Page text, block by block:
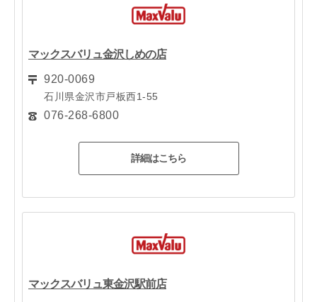
マックスバリュ金沢しめの店
920-0069
石川県金沢市戸板西1-55
076-268-6800
詳細はこちら
マックスバリュ東金沢駅前店